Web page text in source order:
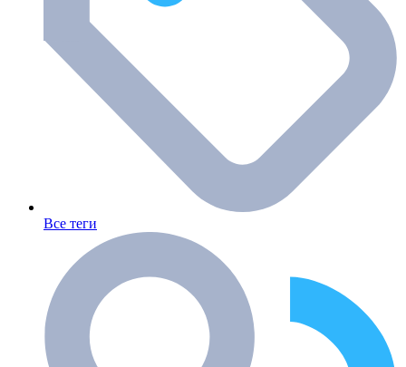
Все теги